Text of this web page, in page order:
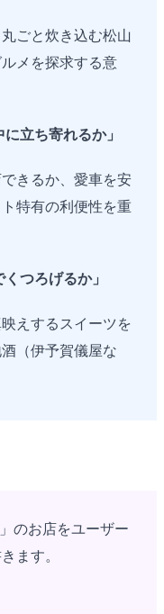
ごと炊き込む松山
メを探求する意
立ち寄れるか」
きるか、愛車を安
特有の利便性を重
つろげるか」
えするスイーツを
（伊予賀儀屋な
のお店をユーザー
ます。